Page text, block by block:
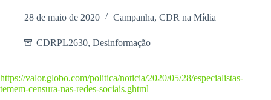
28 de maio de 2020 Campanha, CDR na Mídia
CDRPL2630, Desinformação
https://valor.globo.com/politica/noticia/2020/05/28/especialistas-
temem-censura-nas-redes-sociais.ghtml